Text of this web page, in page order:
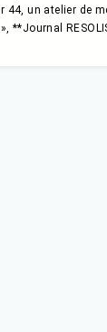
44, un atelier de
**Journal